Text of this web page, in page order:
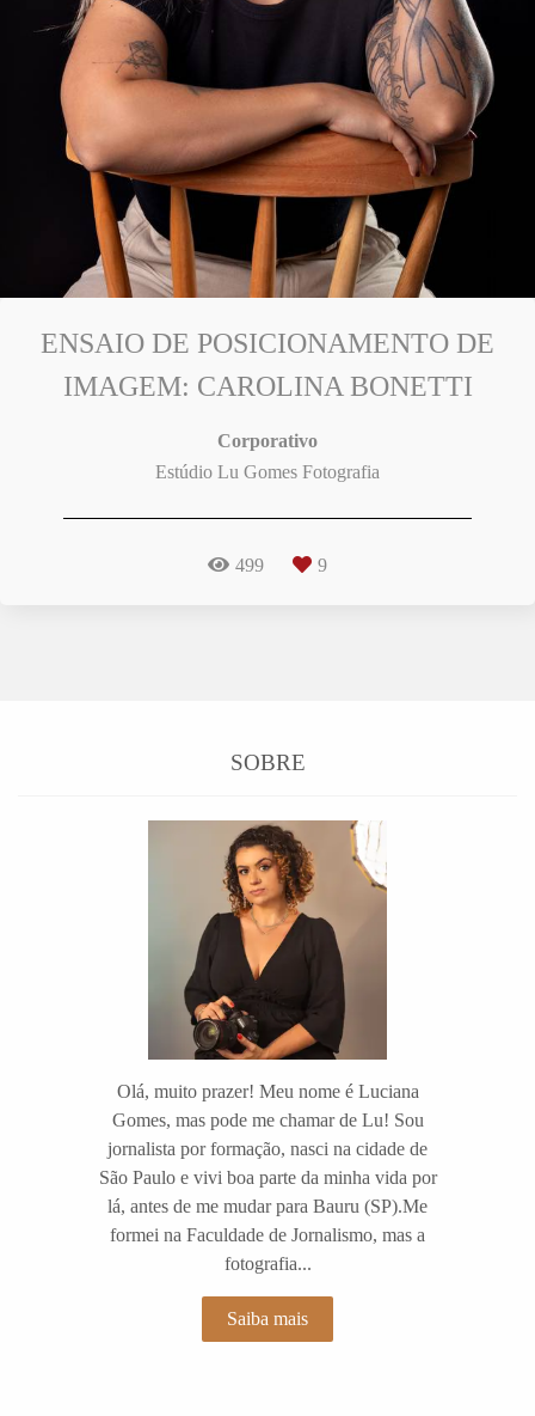
ENSAIO DE POSICIONAMENTO DE
IMAGEM: CAROLINA BONETTI
Corporativo
Estúdio Lu Gomes Fotografia
499 9
SOBRE
Olá, muito prazer! Meu nome é Luciana
Gomes, mas pode me chamar de Lu! Sou
jornalista por formação, nasci na cidade de
São Paulo e vivi boa parte da minha vida por
lá, antes de me mudar para Bauru (SP).Me
formei na Faculdade de Jornalismo, mas a
fotografia...
Saiba mais